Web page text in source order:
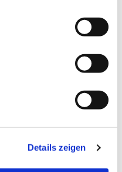
Details zeigen